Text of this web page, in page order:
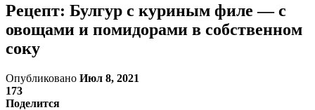
Рецепт: Булгур с куриным филе — с
овощами и помидорами в собственном
соку
Опубликовано Июл 8, 2021
173
Поделится